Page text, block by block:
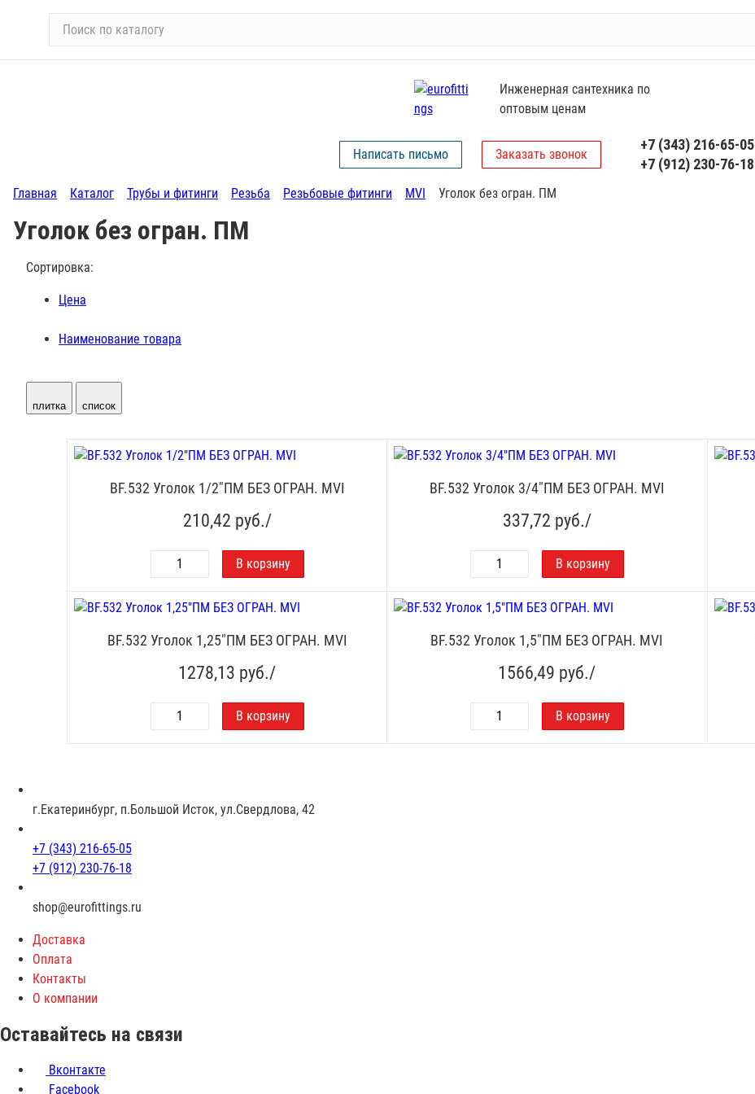
и
т
л
г
у
Инженерная сантехника по
оптовым ценам
Написать письмо Заказать звонок
+7 (343) 216-65-05
+7 (912) 230-76-18
Главная Каталог Трубы и фитинги Резьба Резьбовые фитинги MVI Уголок без огран. ПМ
Уголок без огран. ПМ
Сортировка:
Цена
Наименование товара
плитка список
BF.532 Уголок 1/2"ПМ БЕЗ ОГРАН. MVI
210,42 руб./
BF.532 Уголок 3/4"ПМ БЕЗ ОГРАН. MVI
337,72 руб./
BF.532 Уголок 1,25"ПМ БЕЗ ОГРАН. MVI
1278,13 руб./
BF.532 Уголок 1,5"ПМ БЕЗ ОГРАН. MVI
1566,49 руб./
г.Екатеринбург, п.Большой Исток, ул.Свердлова, 42
+7 (343) 216-65-05
+7 (912) 230-76-18
shop@eurofittings.ru
Доставка
Оплата
Контакты
О компании
Оставайтесь на связи
Вконтакте
Facebook